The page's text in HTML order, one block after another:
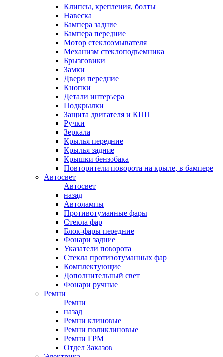
Клипсы, крепления, болты
Навеска
Бампера задние
Бампера передние
Мотор стеклоомывателя
Механизм стеклоподъемника
Брызговики
Замки
Двери передние
Кнопки
Детали интерьера
Подкрылки
Защита двигателя и КПП
Ручки
Зеркала
Крылья передние
Крылья задние
Крышки бензобака
Повторители поворота на крыле, в бампере
Автосвет
Автосвет
назад
Автолампы
Противотуманные фары
Стекла фар
Блок-фары передние
Фонари задние
Указатели поворота
Стекла противотуманных фар
Комплектующие
Дополнительный свет
Фонари ручные
Ремни
Ремни
назад
Ремни клиновые
Ремни поликлиновые
Ремни ГРМ
Отдел Заказов